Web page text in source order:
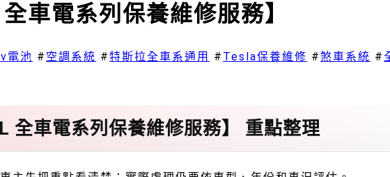
車電系列保養維修服務】
電池 # 空調系統 #特斯拉全車系通用 # Tesla保養維修 #煞車系統 #
全車電系列保養維修服務】 重點整理